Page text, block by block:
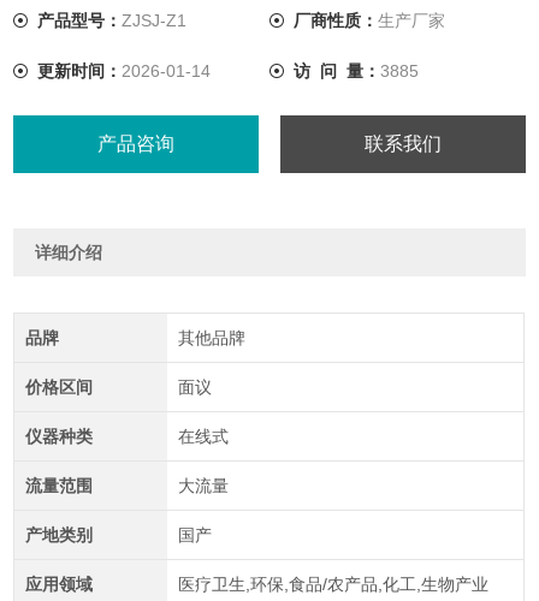
机，再送往监控软件主机。
产品型号：ZJSJ-Z1 厂商性质： 生产厂家
更新时间： 2026-01-14 访 问 量： 3885
产品咨询 联系我们
详细介绍
品牌 其他品牌
价格区间 面议
仪器种类 在线式
流量范围 大流量
产地类别 国产
应用领域 医疗卫生,环保,食品/农产品,化工,生物产业